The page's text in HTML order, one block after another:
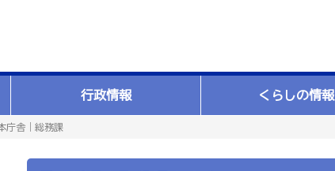
行政情報 くらしの情報
庁舎｜総務課